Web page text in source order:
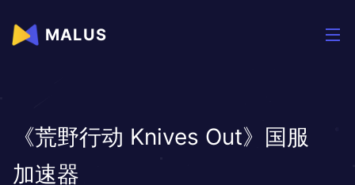
MALUS
《荒野行动 Knives Out》国服
加速器